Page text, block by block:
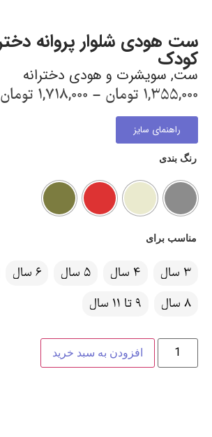
کودک
ست, سویشرت و هودی دخترانه
1,355,000 تومان –
1,718,000 تومان
راهنمای سایز
رنگ بندی
مناسب برای
3 سال 4 سال 5 سال 6 سال
8 سال
9 تا 11 سال
افزودن به سبد خرید